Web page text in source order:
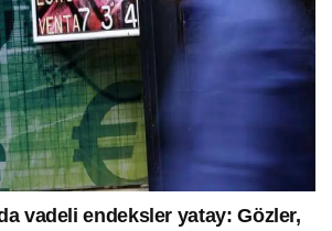
vadeli endeksler yatay: Gözler,